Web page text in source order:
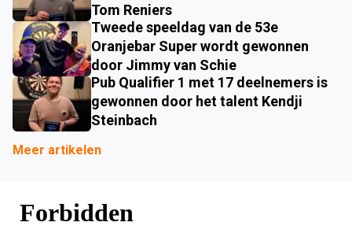
Tom Reniers
Tweede speeldag van de 53e
Oranjebar Super wordt gewonnen
door Jimmy van Schie
Pub Qualifier 1 met 17 deelnemers is
gewonnen door het talent Kendji
Steinbach
Meer artikelen